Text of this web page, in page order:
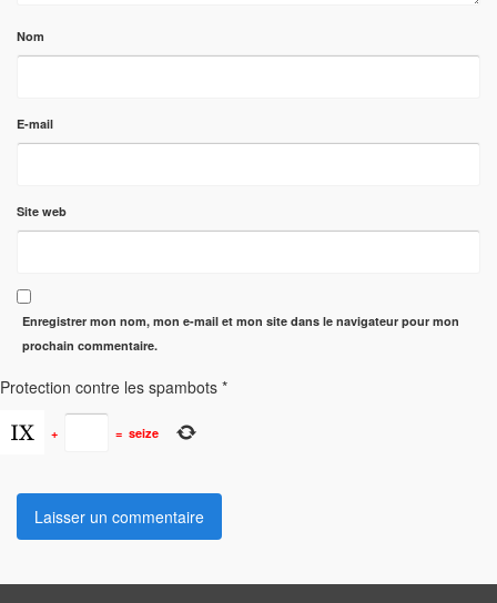
Nom
E-mail
Site web
Enregistrer mon nom, mon e-mail et mon site dans le navigateur pour mon
prochain commentaire.
Protection contre les spambots *
+ = seize